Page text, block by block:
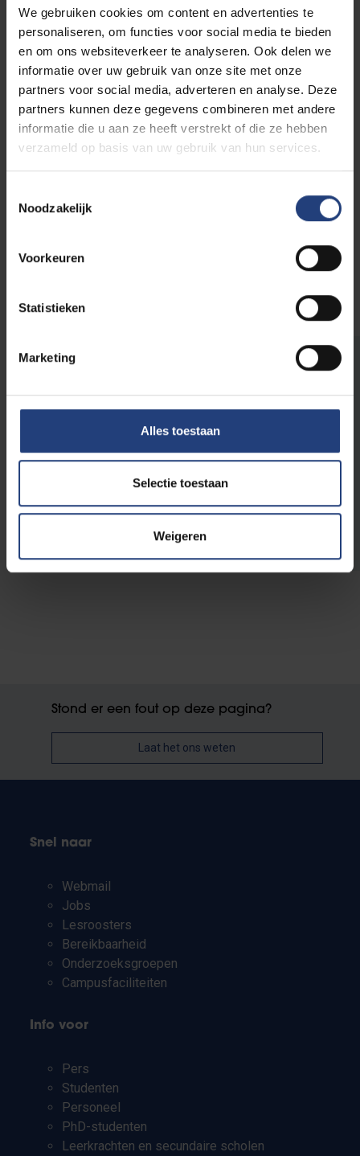
We gebruiken cookies om content en advertenties te
personaliseren, om functies voor social media te bieden
en om ons websiteverkeer te analyseren. Ook delen we
informatie over uw gebruik van onze site met onze
partners voor social media, adverteren en analyse. Deze
partners kunnen deze gegevens combineren met andere
informatie die u aan ze heeft verstrekt of die ze hebben
verzameld op basis van uw gebruik van hun services.
Noodzakelijk
Voorkeuren
Statistieken
Marketing
Alles toestaan
Selectie toestaan
Weigeren
het mogelijk om deze boodschap beter te
verspreiden. Een ganse nieuwe reeks aan actoren
begon na te denken over hoe het internationaal recht
verbeterd kon worden, los van de regering en de
hoge diplomatie. Hun ideaal was die van vrede door
recht.
Ons symposium onderzoekt de juridische
verbeelding van gewone advocaten, filantropen,
economen, feministen, nationalisten, en pacifisten.
Samen vormden zij een mondige
zal professor Koskenniemi ingaan op deze kwesties.
stream via Teams
De lezing word live gestreamd via Teams. De
link wordt opgestuurd naar iedereen die 48
uur op voorhand heeft geregistreerd met een
Stond er een fout op deze pagina?
Laat het ons weten
Snel naar
Webmail
Jobs
Lesroosters
Bereikbaarheid
Onderzoeksgroepen
Campusfaciliteiten
Info voor
Pers
Studenten
Personeel
PhD-studenten
Leerkrachten en secundaire scholen